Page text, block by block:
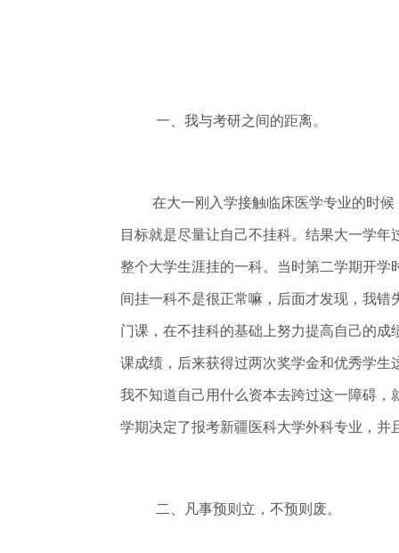
一、我与考研之间的距离。
在大一刚入学接触临床医学专业的时
目标就是尽量让自己不挂科。结果大一学
整个大学生涯挂的一科。当时第二学期开
间挂一科不是很正常嘛，后面才发现，我
门课，在不挂科的基础上努力提高自己的
课成绩，后来获得过两次奖学金和优秀学
我不知道自己用什么资本去跨过这一障碍
学期决定了报考新疆医科大学外科专业，
二、凡事预则立，不预则废。